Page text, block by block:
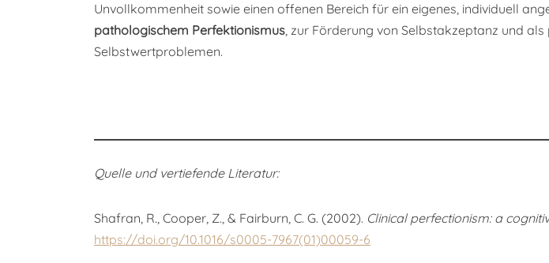
Unvollkommenheit sowie einen offenen Bereich für ein eigenes, individuell
pathologischem Perfektionismus, zur Förderung von Selbstakzeptanz und
Selbstwertproblemen.
Quelle und vertiefende Literatur:
Shafran, R., Cooper, Z., & Fairburn, C. G. (2002). Clinical perfectionism: a
https://doi.org/10.1016/s0005-7967(01)00059-6